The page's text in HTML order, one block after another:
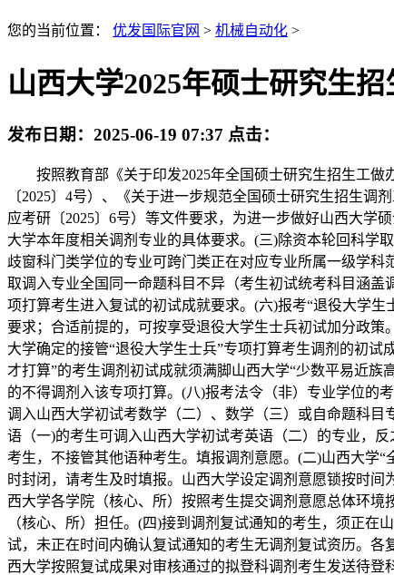
您的当前位置： 优发国际官网 > 机械自动化 >
山西大学2025年硕士研究生
发布日期： 2025-06-19 07:37 点击：
按照教育部《关于印发2025年全国硕士研究生招生工做
〔2025〕4号）、《关于进一步规范全国硕士研究生招生
应考研〔2025〕6号）等文件要求，为进一步做好山西大学
大学本年度相关调剂专业的具体要求。(三)除资本轮回科学
歧窗科门类学位的专业可跨门类正在对应专业所属一级学
取调入专业全国同一命题科目不异（考生初试统考科目涵盖
项打算考生进入复试的初试成就要求。(六)报考“退役大学
要求；合适前提的，可按享受退役大学生士兵初试加分政
大学确定的接管“退役大学生士兵”专项打算考生调剂的初
才打算”的考生调剂初试成就须满脚山西大学“少数平易近
的不得调剂入该专项打算。(八)报考法令（非）专业学位的
调入山西大学初试考数学（二）、数学（三）或自命题科
语（一)的考生可调入山西大学初试考英语（二）的专业，
考生，不接管其他语种考生。填报调剂意愿。(二)山西大学
时封闭，请考生及时填报。山西大学设定调剂意愿锁按时
西大学各学院（核心、所）按照考生提交调剂意愿总体环
（核心、所）担任。(四)接到调剂复试通知的考生，须正
试，未正在时间内确认复试通知的考生无调剂复试资历。
西大学按照复试成果对审核通过的拟登科调剂考生发送待